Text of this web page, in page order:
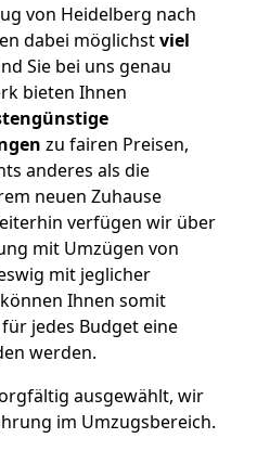
von Heidelberg nach
dabei möglichstviel
Sie bei uns genau
bieten Ihnen
zu fairen Preisen,
anderes als die
neuen Zuhause
verfügen wir über
mit Umzügen von
mit jeglicher
Ihnen somit
jedes Budget eine
werden.
ausgewählt, wir
im Umzugsbereich.